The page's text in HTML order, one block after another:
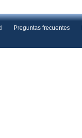
Preguntas frecuentes